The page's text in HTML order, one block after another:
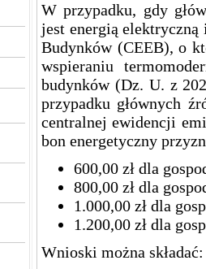
W przypadku, gdy
jest energią
Budynków (CEEB), o
wspieraniu
budynków (Dz. U. z
przypadku głównych
centralnej ewidencji
bon energetyczny
600,00 zł dla
800,00 zł dla
1.000,00 zł dla
1.200,00 zł dla
Wnioski można składać: